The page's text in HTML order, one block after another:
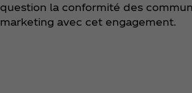
question la conformité des
marketing avec cet engagement.